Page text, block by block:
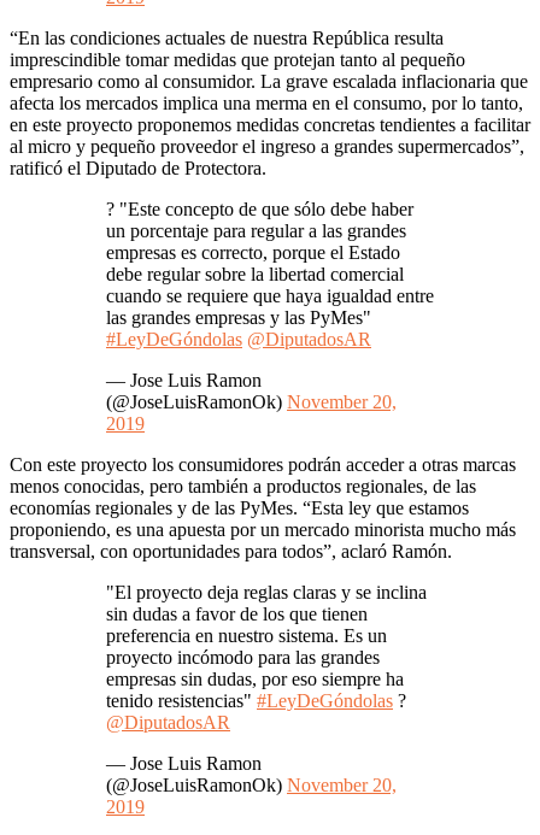
“En las condiciones actuales de nuestra República resulta
imprescindible tomar medidas que protejan tanto al pequeño
empresario como al consumidor. La grave escalada inflacionaria que
afecta los mercados implica una merma en el consumo, por lo tanto,
en este proyecto proponemos medidas concretas tendientes a facilitar
al micro y pequeño proveedor el ingreso a grandes supermercados”,
ratificó el Diputado de Protectora.
? "Este concepto de que sólo debe haber
un porcentaje para regular a las grandes
empresas es correcto, porque el Estado
debe regular sobre la libertad comercial
cuando se requiere que haya igualdad entre
las grandes empresas y las PyMes"
#LeyDeGóndolas @DiputadosAR
— Jose Luis Ramon
(@JoseLuisRamonOk) November 20,
2019
Con este proyecto los consumidores podrán acceder a otras marcas
menos conocidas, pero también a productos regionales, de las
economías regionales y de las PyMes. “Esta ley que estamos
proponiendo, es una apuesta por un mercado minorista mucho más
transversal, con oportunidades para todos”, aclaró Ramón.
"El proyecto deja reglas claras y se inclina
sin dudas a favor de los que tienen
preferencia en nuestro sistema. Es un
proyecto incómodo para las grandes
empresas sin dudas, por eso siempre ha
tenido resistencias" #LeyDeGóndolas ?
@DiputadosAR
— Jose Luis Ramon
(@JoseLuisRamonOk) November 20,
2019